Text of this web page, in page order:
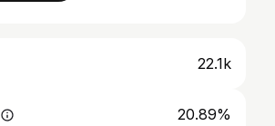
22.1k
20.89%